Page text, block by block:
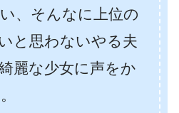
、そんなに上位の
と思わないやる夫
麗な少女に声をか